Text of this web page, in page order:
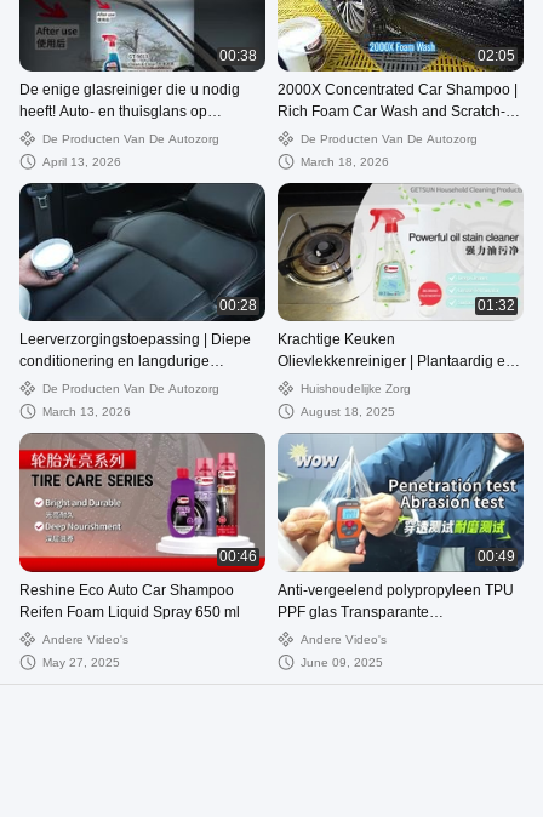
00:38
De enige glasreiniger die u nodig
heeft! Auto- en thuisglans op
meerdere oppervlakken
De Producten Van De Autozorg
April 13, 2026
02:05
2000X Concentrated Car Shampoo |
Rich Foam Car Wash and Scratch-
Free Cleaning Process
De Producten Van De Autozorg
March 18, 2026
00:28
Leerverzorgingstoepassing | Diepe
conditionering en langdurige
bescherming voor lederen
oppervlakken
De Producten Van De Autozorg
March 13, 2026
01:32
Krachtige Keuken
Olievlekkenreiniger | Plantaardig en
Milieuvriendelijk
Huishoudelijke Zorg
August 18, 2025
00:46
Reshine Eco Auto Car Shampoo
Reifen Foam Liquid Spray 650 ml
Andere Video's
May 27, 2025
00:49
Anti-vergeelend polypropyleen TPU
PPF glas Transparante
beschermende film voor auto's
Andere Video's
June 09, 2025